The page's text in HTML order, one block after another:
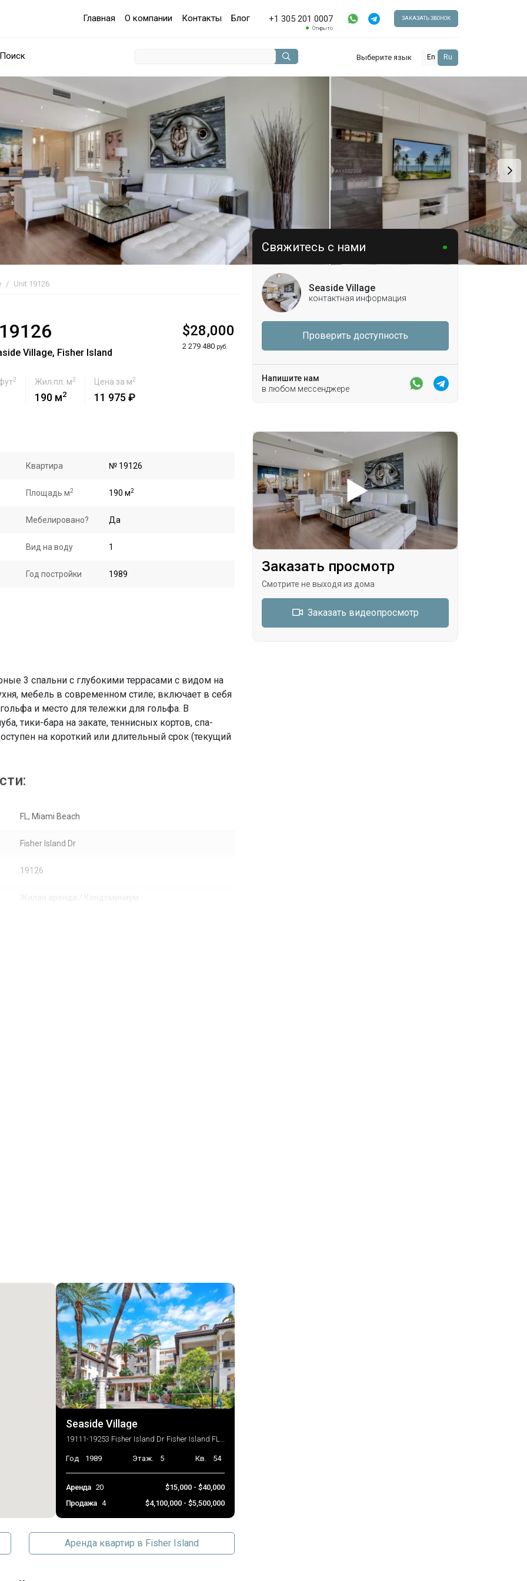
Главная О компании Контакты Блог +1 305 201 0007
Открыто
ЗАКАЗАТЬ ЗВОНОК
Поиск Выберите язык En Ru
Unit 19126
Village, Fisher Island
$28,000
2 279 480 руб.
2 Жил.пл. м2
190 м2
Цена за м2
11 975 ₽
Квартира № 19126
Площадь м2 190 м2
Мебелировано? Да
Вид на воду 1
Год постройки 1989
3 спальни с глубокими террасами с видом на
мебель в современном стиле; включает в себя
и место для тележки для гольфа. В
тики-бара на закате, теннисных кортов, спа-
на короткий или длительный срок (текущий
FL, Miami Beach
Fisher Island Dr
19126
Жилая аренда / Кондоминиум
Seaside Village
19111-19253 Fisher Island Dr Fisher Island FL 33109
Год 1989 Этаж. 5 Кв. 54
Аренда 20
$15,000 - $40,000
Продажа
4 $4,100,000 - $5,500,000
Аренда квартир в Fisher Island
Свяжитесь с нами
Seaside Village
контактная информация
Проверить доступность
Напишите нам
в любом мессенджере
Заказать просмотр
Смотрите не выходя из дома
Заказать видеопросмотр